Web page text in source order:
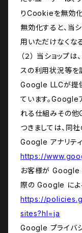
りCookieを無効化
無効化すると、当
用いただけなくな
（２） 当ショップ
スの利用状況等を
Google LLCが提
ています。Google
れる仕組みその他
つきましては、同
Google アナリテ
https://
お客様が Google
際の Google によ
https://
sites?hl=ja
Google プライバ